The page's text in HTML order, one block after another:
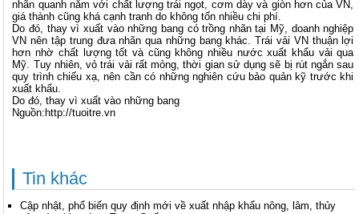
nhãn quanh năm với chất lượng trái ngọt, cơm dày và giòn hơn của VN,
giá thành cũng khá cạnh tranh do không tốn nhiều chi phí.
Do đó, thay vì xuất vào những bang có trồng nhãn tại Mỹ, doanh nghiệp
VN nên tập trung đưa nhãn qua những bang khác. Trái vải VN thuận lợi
hơn nhờ chất lượng tốt và cũng không nhiều nước xuất khẩu vải qua
Mỹ. Tuy nhiên, vỏ trái vải rất mỏng, thời gian sử dụng sẽ bị rút ngắn sau
quy trình chiếu xạ, nên cần có những nghiên cứu bảo quản kỹ trước khi
xuất khẩu.
Do đó, thay vì xuất vào những bang
Nguồn:http://tuoitre.vn
Tin khác
Cập nhật, phổ biến quy định mới về xuất nhập khẩu nông, lâm, thủy